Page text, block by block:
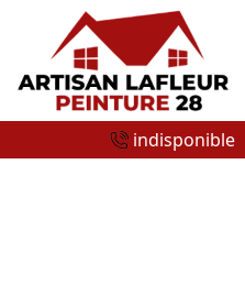
indisponible